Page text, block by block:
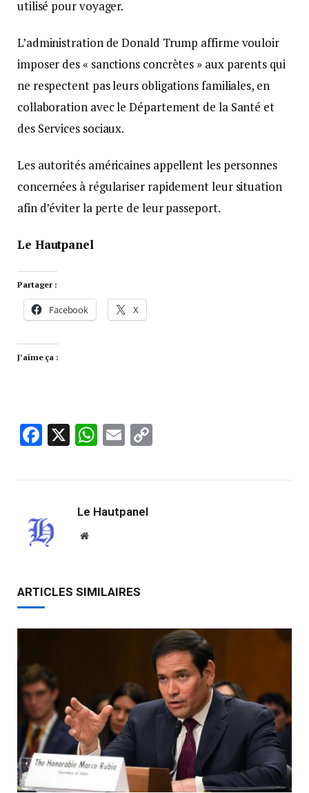
utilisé pour voyager.
L’administration de Donald Trump affirme vouloir
imposer des « sanctions concrètes » aux parents qui
ne respectent pas leurs obligations familiales, en
collaboration avec le Département de la Santé et
des Services sociaux.
Les autorités américaines appellent les personnes
concernées à régulariser rapidement leur situation
afin d’éviter la perte de leur passeport.
Le Hautpanel
Partager :
Facebook X
J’aime ça :
Facebook
X WhatsApp
Email
Le Hautpanel
Website
ARTICLES SIMILAIRES